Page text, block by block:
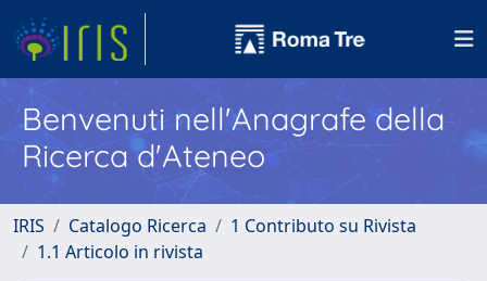
Benvenuti nell'Anagrafe della
Ricerca d'Ateneo
IRIS Catalogo Ricerca
1 Contributo su Rivista
1.1 Articolo in rivista